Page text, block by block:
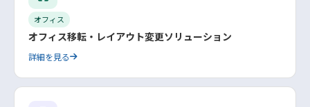
オフィス
オフィス移転・レイアウト変更ソリューション
詳細を見る